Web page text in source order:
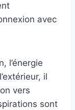
avec
l’énergie
il
vers
sont